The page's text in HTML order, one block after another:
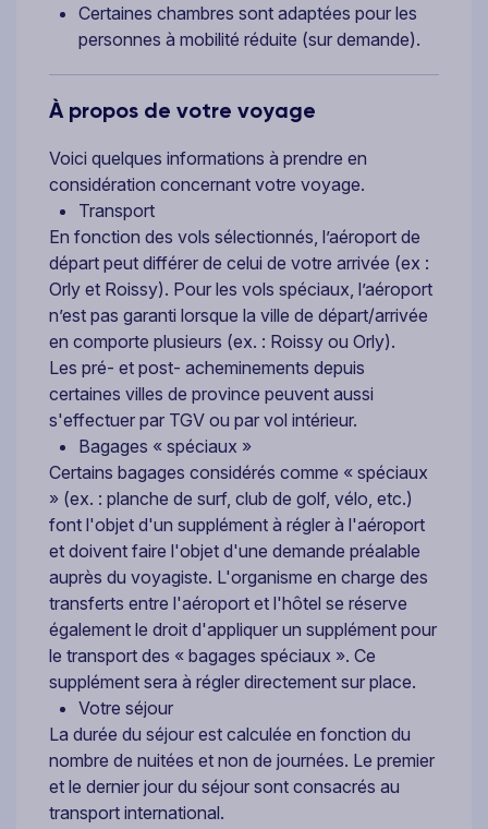
Certaines chambres sont adaptées pour les
personnes à mobilité réduite (sur demande).
À propos de votre voyage
Voici quelques informations à prendre en
considération concernant votre voyage.
Transport
En fonction des vols sélectionnés, l’aéroport de
départ peut différer de celui de votre arrivée (ex :
Orly et Roissy). Pour les vols spéciaux, l’aéroport
n’est pas garanti lorsque la ville de départ/arrivée
en comporte plusieurs (ex. : Roissy ou Orly).
Les pré- et post- acheminements depuis
certaines villes de province peuvent aussi
s'effectuer par TGV ou par vol intérieur.
Bagages « spéciaux »
Certains bagages considérés comme « spéciaux
» (ex. : planche de surf, club de golf, vélo, etc.)
font l'objet d'un supplément à régler à l'aéroport
et doivent faire l'objet d'une demande préalable
auprès du voyagiste. L'organisme en charge des
transferts entre l'aéroport et l'hôtel se réserve
également le droit d'appliquer un supplément pour
le transport des « bagages spéciaux ». Ce
supplément sera à régler directement sur place.
Votre séjour
La durée du séjour est calculée en fonction du
nombre de nuitées et non de journées. Le premier
et le dernier jour du séjour sont consacrés au
transport international.